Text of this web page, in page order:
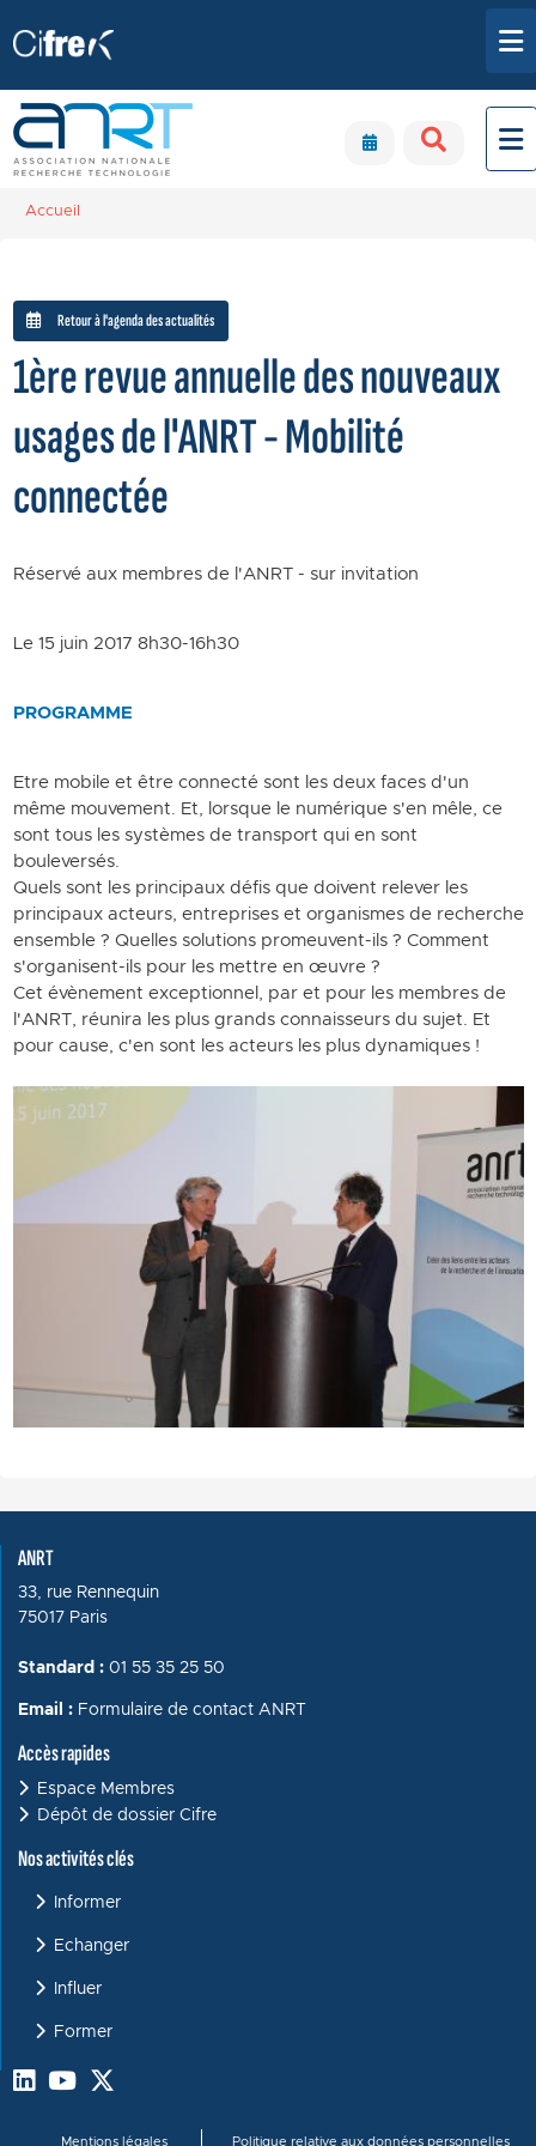
Accueil
Retour à l'agenda des actualités
1ère revue annuelle des nouveaux
usages de l'ANRT - Mobilité
connectée
Réservé aux membres de l'ANRT - sur invitation
Le 15 juin 2017 8h30-16h30
PROGRAMME
Etre mobile et être connecté sont les deux faces d'un
même mouvement. Et, lorsque le numérique s'en mêle, ce
sont tous les systèmes de transport qui en sont
bouleversés.
Quels sont les principaux défis que doivent relever les
principaux acteurs, entreprises et organismes de recherche
ensemble ? Quelles solutions promeuvent-ils ? Comment
s'organisent-ils pour les mettre en œuvre ?
Cet évènement exceptionnel, par et pour les membres de
l'ANRT, réunira les plus grands connaisseurs du sujet. Et
pour cause, c'en sont les acteurs les plus dynamiques !
ANRT
33, rue Rennequin
75017 Paris
Standard : 01 55 35 25 50
Email : Formulaire de contact ANRT
Accès rapides
Espace Membres
Dépôt de dossier Cifre
Menu : Activités clés
Nos activités clés
Informer
Echanger
Influer
Former
Mentions légales Politique relative aux données personnelles